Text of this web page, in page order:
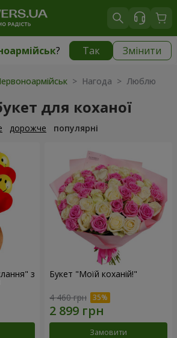
? Так Змінити
|754 грн
> Нагода > Люблю
для коханої
дорожче популярні
з Букет "Моїй коханій!"
4 460 грн
Замовити